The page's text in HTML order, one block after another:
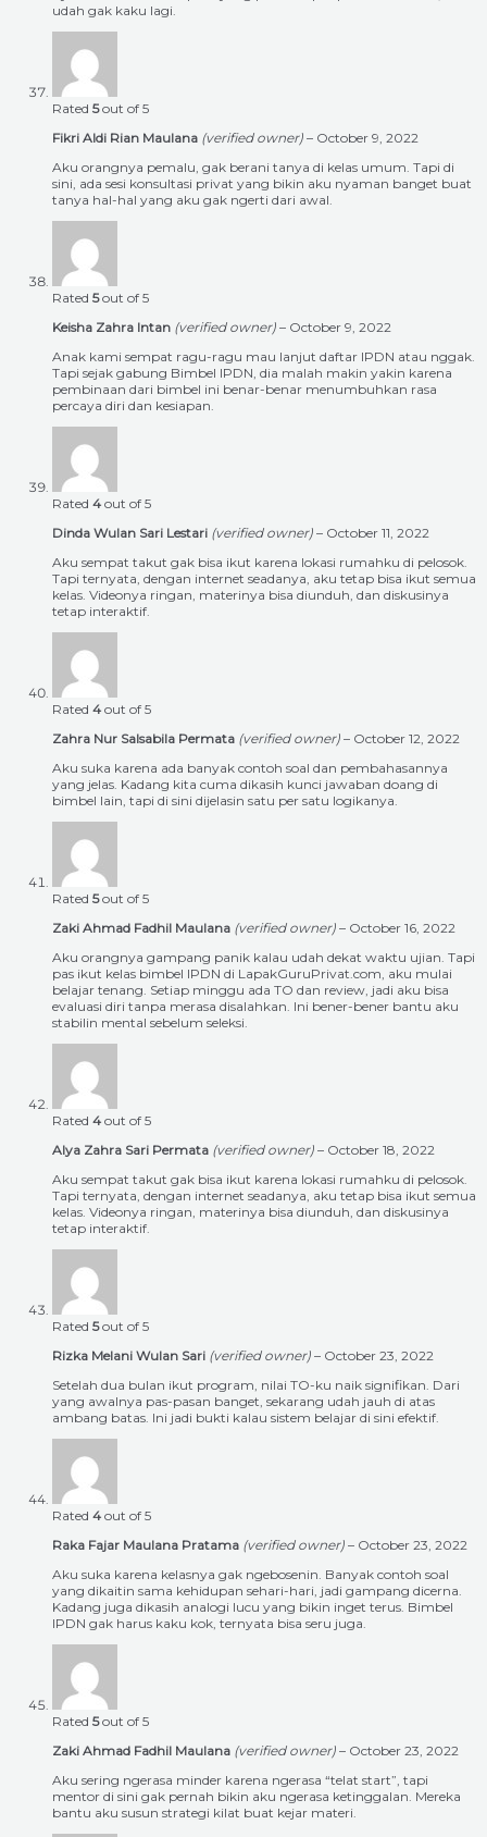
udah gak kaku lagi.
Rated 5out of 5
Fikri Aldi Rian Maulana (verified owner) – October 9, 2022
Aku orangnya pemalu, gak berani tanya di kelas umum. Tapi di
sini, ada sesi konsultasi privat yang bikin aku nyaman banget buat
tanya hal-hal yang aku gak ngerti dari awal.
Rated 5out of 5
Keisha Zahra Intan (verified owner) – October 9, 2022
Anak kami sempat ragu-ragu mau lanjut daftar IPDN atau nggak.
Tapi sejak gabung Bimbel IPDN, dia malah makin yakin karena
pembinaan dari bimbel ini benar-benar menumbuhkan rasa
percaya diri dan kesiapan.
Rated 4 out of 5
Dinda Wulan Sari Lestari (verified owner) – October 11, 2022
Aku sempat takut gak bisa ikut karena lokasi rumahku di pelosok.
Tapi ternyata, dengan internet seadanya, aku tetap bisa ikut semua
kelas. Videonya ringan, materinya bisa diunduh, dan diskusinya
tetap interaktif.
Rated 4 out of 5
Zahra Nur Salsabila Permata (verified owner) – October 12, 2022
Aku suka karena ada banyak contoh soal dan pembahasannya
yang jelas. Kadang kita cuma dikasih kunci jawaban doang di
bimbel lain, tapi di sini dijelasin satu per satu logikanya.
Rated 5out of 5
Zaki Ahmad Fadhil Maulana (verified owner) – October 16, 2022
Aku orangnya gampang panik kalau udah dekat waktu ujian. Tapi
pas ikut kelas bimbel IPDN di LapakGuruPrivat.com, aku mulai
belajar tenang. Setiap minggu ada TO dan review, jadi aku bisa
evaluasi diri tanpa merasa disalahkan. Ini bener-bener bantu aku
stabilin mental sebelum seleksi.
Rated 4 out of 5
Alya Zahra Sari Permata (verified owner) – October 18, 2022
Aku sempat takut gak bisa ikut karena lokasi rumahku di pelosok.
Tapi ternyata, dengan internet seadanya, aku tetap bisa ikut semua
kelas. Videonya ringan, materinya bisa diunduh, dan diskusinya
tetap interaktif.
Rated 5out of 5
Rizka Melani Wulan Sari (verified owner) – October 23, 2022
Setelah dua bulan ikut program, nilai TO-ku naik signifikan. Dari
yang awalnya pas-pasan banget, sekarang udah jauh di atas
ambang batas. Ini jadi bukti kalau sistem belajar di sini efektif.
Rated 4 out of 5
Raka Fajar Maulana Pratama (verified owner) – October 23, 2022
Aku suka karena kelasnya gak ngebosenin. Banyak contoh soal
yang dikaitin sama kehidupan sehari-hari, jadi gampang dicerna.
Kadang juga dikasih analogi lucu yang bikin inget terus. Bimbel
IPDN gak harus kaku kok, ternyata bisa seru juga.
Rated 5out of 5
Zaki Ahmad Fadhil Maulana (verified owner) – October 23, 2022
Aku sering ngerasa minder karena ngerasa “telat start”, tapi
mentor di sini gak pernah bikin aku ngerasa ketinggalan. Mereka
bantu aku susun strategi kilat buat kejar materi.